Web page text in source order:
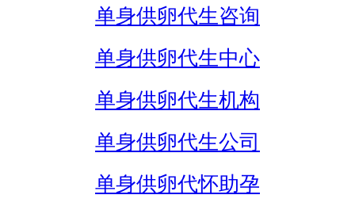
单身供卵代生咨询
单身供卵代生中心
单身供卵代生机构
单身供卵代生公司
单身供卵代怀助孕